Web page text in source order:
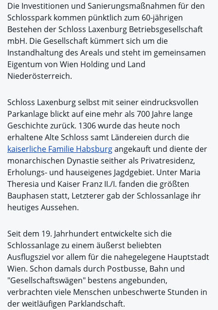
Die Investitionen und Sanierungsmaßnahmen für den
Schlosspark kommen pünktlich zum 60-jährigen
Bestehen der Schloss Laxenburg Betriebsgesellschaft
mbH. Die Gesellschaft kümmert sich um die
Instandhaltung des Areals und steht im gemeinsamen
Eigentum von Wien Holding und Land
Niederösterreich.
Schloss Laxenburg selbst mit seiner eindrucksvollen
Parkanlage blickt auf eine mehr als 700 Jahre lange
Geschichte zurück. 1306 wurde das heute noch
erhaltene Alte Schloss samt Ländereien durch die
kaiserliche Familie Habsburgangekauft und diente der
monarchischen Dynastie seither als Privatresidenz,
Erholungs- und hauseigenes Jagdgebiet. Unter Maria
Theresia und Kaiser Franz II./I. fanden die größten
Bauphasen statt, Letzterer gab der Schlossanlage ihr
heutiges Aussehen.
Seit dem 19. Jahrhundert entwickelte sich die
Schlossanlage zu einem äußerst beliebten
Ausflugsziel vor allem für die nahegelegene Hauptstadt
Wien. Schon damals durch Postbusse, Bahn und
"Gesellschaftswägen" bestens angebunden,
verbrachten viele Menschen unbeschwerte Stunden in
der weitläufigen Parklandschaft.